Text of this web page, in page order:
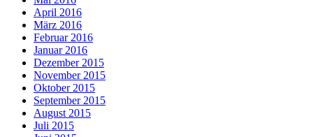
April 2016
März 2016
Februar 2016
Januar 2016
Dezember 2015
November 2015
Oktober 2015
September 2015
August 2015
Juli 2015